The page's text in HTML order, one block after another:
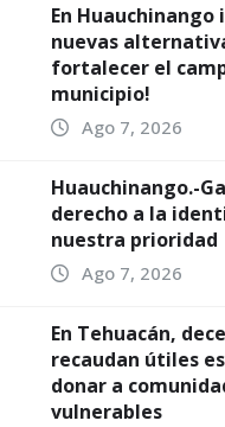
En Huauchinango
nuevas
fortalecer el
municipio!
Ago 7, 2026
Huauchinango.-
derecho a la
nuestra prioridad
Ago 7, 2026
En Tehuacán,
recaudan útiles
donar a
vulnerables